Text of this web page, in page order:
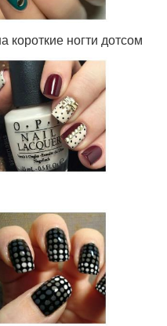
короткие ногти дотсом